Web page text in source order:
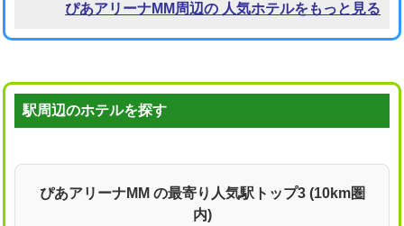
ぴあアリーナMM周辺の 人気ホテルをもっと見る
駅周辺のホテルを探す
ぴあアリーナMM の最寄り人気駅トップ3 (10km圏
内)